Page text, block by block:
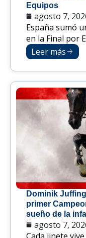
Equipos
agosto 7,
España sumó
en la Final por
Leer más
Dominik
primer
sueño de la
agosto 7,